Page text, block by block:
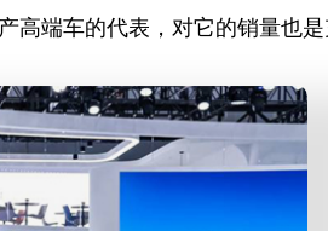
端车的代表，对它的销量也